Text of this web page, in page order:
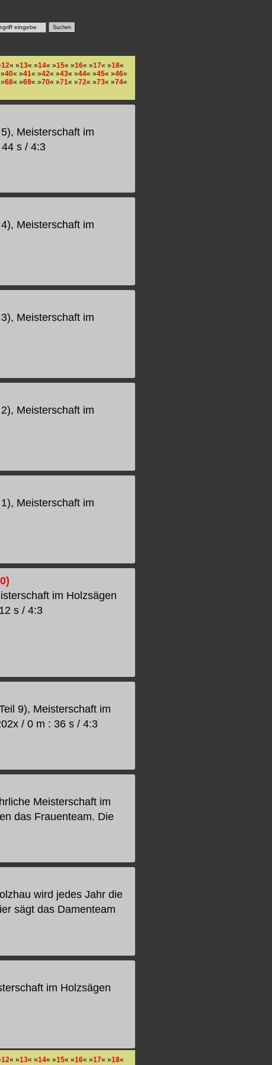
12« »13« »14« »15« »16« »17« »18«
40« »41« »42« »43« »44« »45« »46«
68« »69« »70« »71« »72« »73« »74«
Meisterschaft im
s / 4:3
Meisterschaft im
Meisterschaft im
Meisterschaft im
Meisterschaft im
im Holzsägen
s / 4:3
9), Meisterschaft im
/ 0 m : 36 s / 4:3
Meisterschaft im
das Frauenteam. Die
wird jedes Jahr die
sägt das Damenteam
im Holzsägen
12« »13« »14« »15« »16« »17« »18«